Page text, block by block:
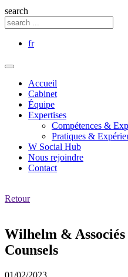
search
fr
Accueil
Cabinet
Équipe
Expertises
Compétences &
Pratiques &
W Social Hub
Nous rejoindre
Contact
Retour
Wilhelm &
Counsels
01/02/2023